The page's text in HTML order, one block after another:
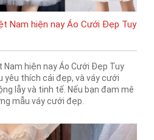
Nam hiện nay Áo Cưới Đẹp Tuy
hiện nay Áo Cưới Đẹp Tuy
yêu thích cái đẹp, và váy cưới
lẫy và tinh tế. Nếu bạn đam mê
mẫu váy cưới đẹp.